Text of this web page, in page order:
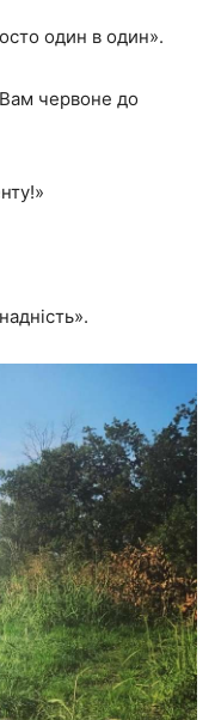
один в один».
червоне до